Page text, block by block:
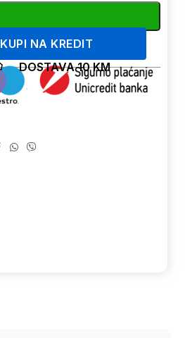
KUPI NA KREDIT
DOSTAVA 10 KM